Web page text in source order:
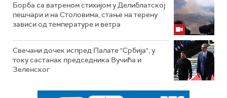
Борба са ватреном стихијом у Делиблатској
пешчари и на Столовима, стање на терену
зависи од температуре и ветра
Свечани дочек испред Палате "Србија", у
току састанак председника Вучића и
Зеленског